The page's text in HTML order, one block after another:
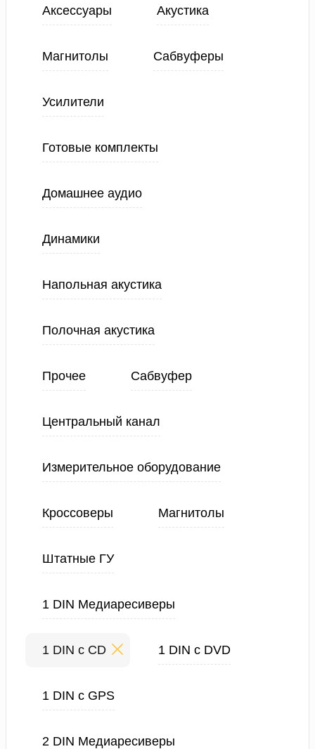
Аксессуары Акустика
Магнитолы Сабвуферы
Усилители
Готовые комплекты
Домашнее аудио
Динамики
Напольная акустика
Полочная акустика
Прочее Сабвуфер
Центральный канал
Измерительное оборудование
Кроссоверы Магнитолы
Штатные ГУ
1 DIN Медиаресиверы
1 DIN с CD 1 DIN с DVD
1 DIN с GPS
2 DIN Медиаресиверы